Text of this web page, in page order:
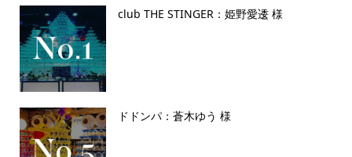
club THE STINGER：姫野愛逶 様
ドドンパ：蒼木ゆう 様